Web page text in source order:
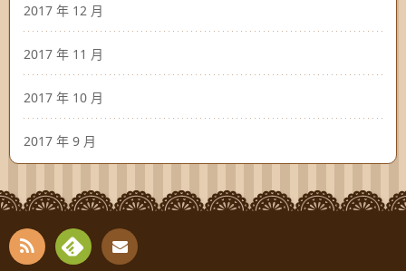
2017 年 12 月
2017 年 11 月
2017 年 10 月
2017 年 9 月